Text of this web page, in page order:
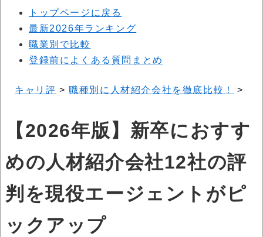
トップページに戻る
最新2026年ランキング
職業別で比較
登録前によくある質問まとめ
キャリ評 >職種別に人材紹介会社を徹底比較！ >
【2026年版】新卒におすす
めの人材紹介会社12社の評
判を現役エージェントがピ
ックアップ